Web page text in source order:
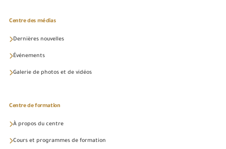
Centre des médias
Dernières nouvelles
Événements
Galerie de photos et de vidéos
Centre de formation
À propos du centre
Cours et programmes de formation